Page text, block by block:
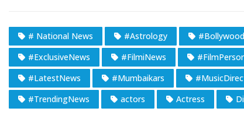
# National News #Astrology
#ExclusiveNews
#FilmiNews
#LatestNews
#Mumbaikars
#TrendingNews
actors Actress